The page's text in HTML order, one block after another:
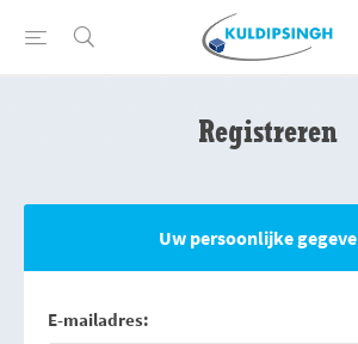
Registreren
Uw persoonlijke
E-mailadres: